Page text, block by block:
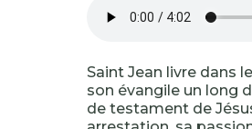
Saint Jean livre dans
son évangile un long
de testament de